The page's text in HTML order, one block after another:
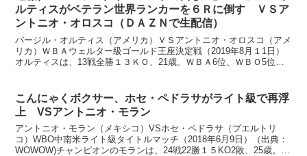
ルティスがベテラン世界ランカーを６Ｒに倒す ＶＳア
ントニオ・オロスコ（ＤＡＺＮで生配信）
バージル・オルティス（アメリカ）ＶＳアントニオ・オロスコ（アメ
リカ）ＷＢＡウェルター級ゴールド王座決定戦（2019年8月１1日）
オルティスは、13戦全勝１３ＫＯ、21歳。ＷＢＡ6位、ＷＢＯ5位
こんにゃくボクサー、ホセ・ペドラサがライト級で再浮
上 VSアントニオ・モラン
アントニオ・モラン（メキシコ）VSホセ・ペドラサ（プエルトリ
コ）WBO中南米ライト級タイトルマッチ（2018年6月9日）（出典：
WOWOW)チャンピオンのモランは、24戦22勝１５KO2敗、25歳。